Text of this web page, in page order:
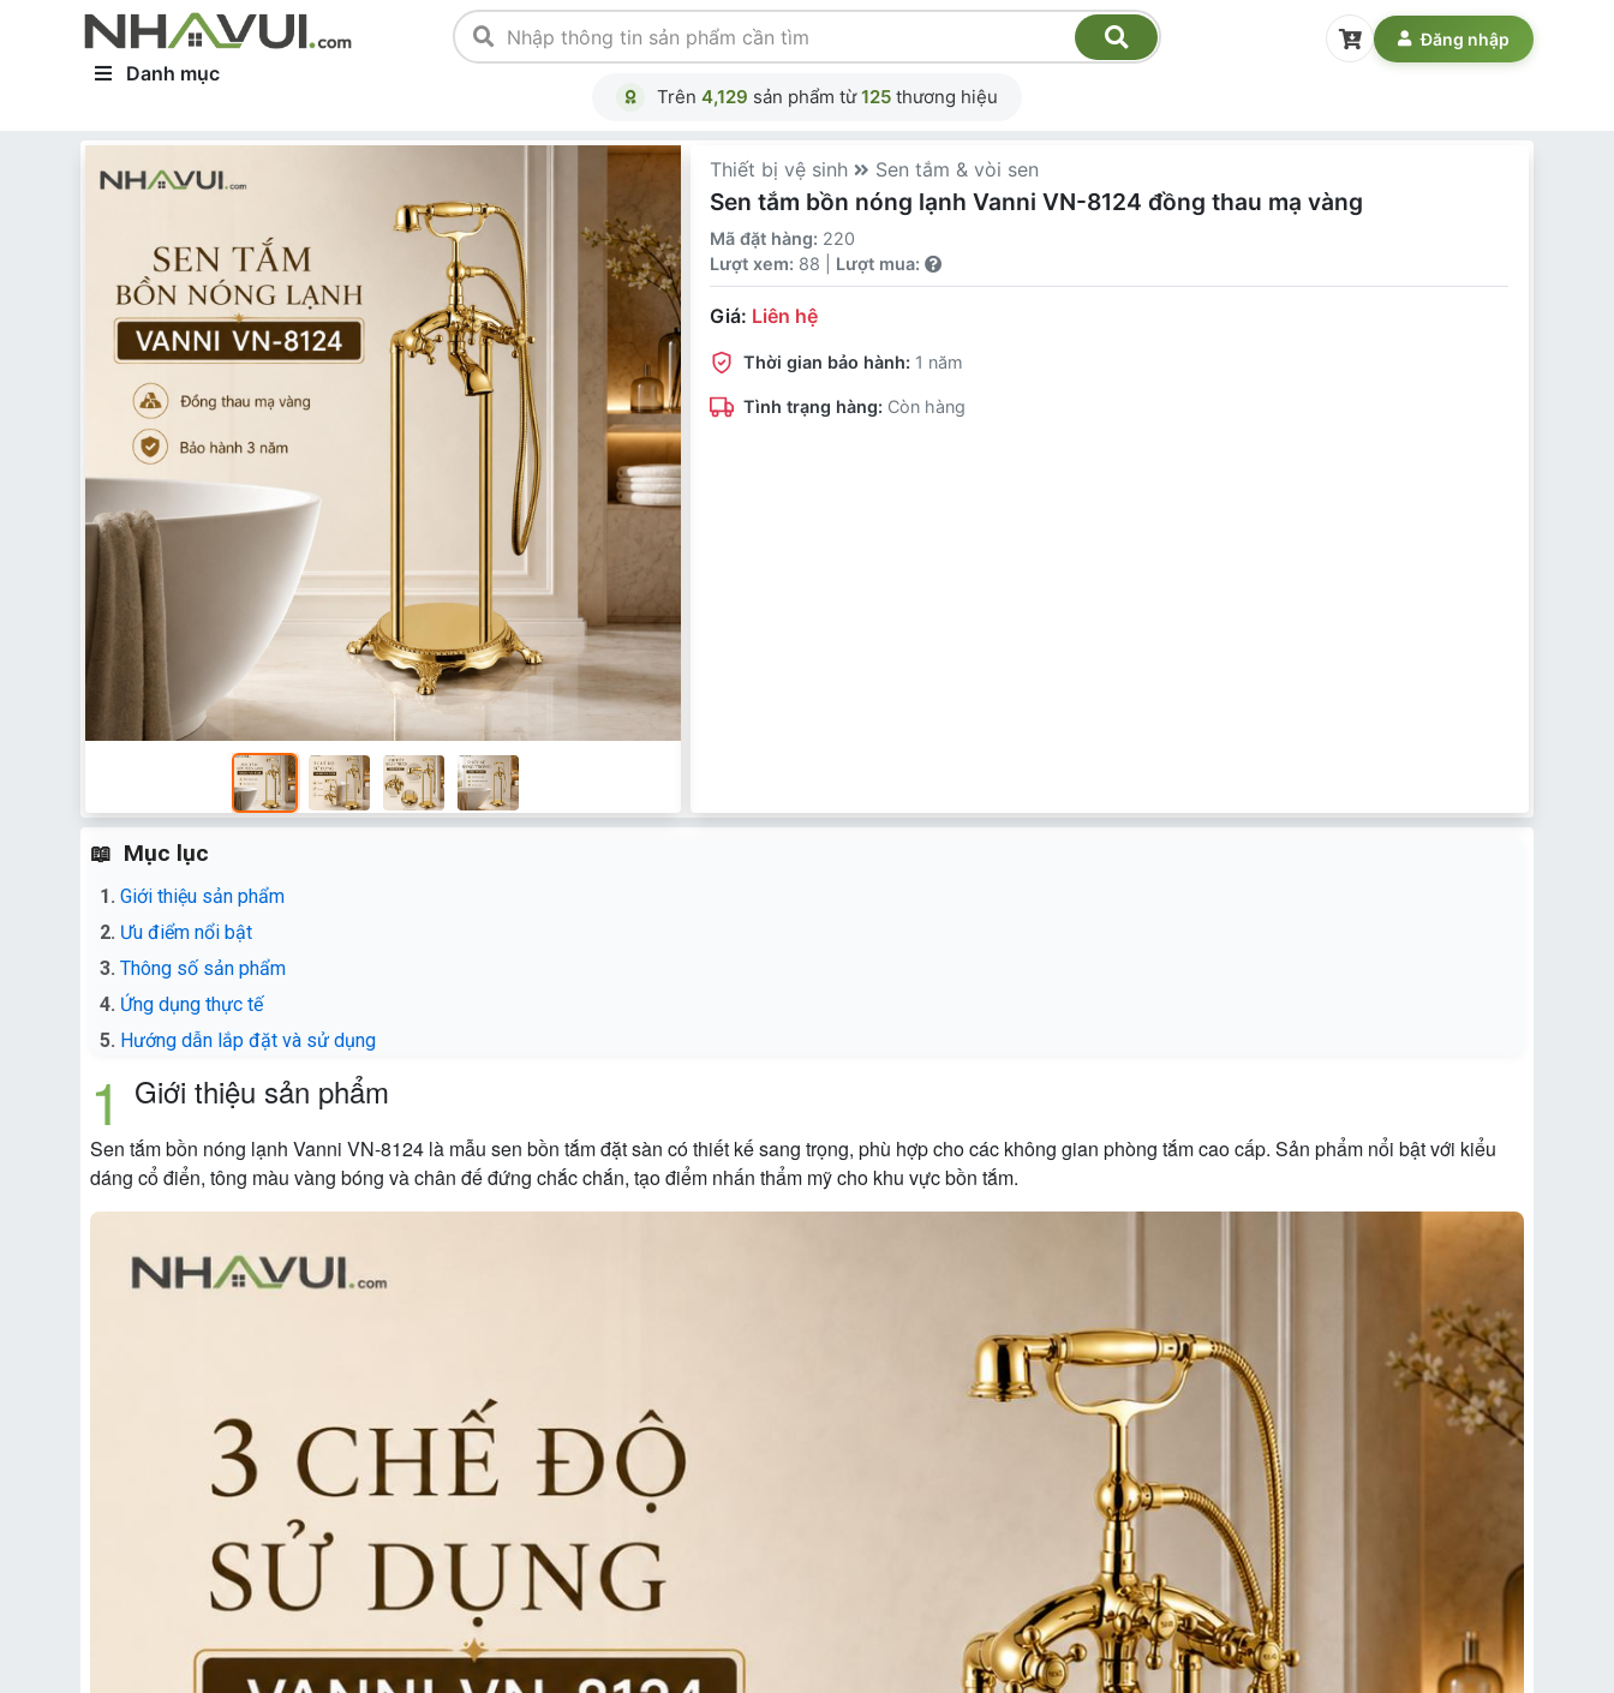
Danh mục
Trên 4,129 sản phẩm từ125 thương hiệu
Đăng nhập
Thiết bị vệ sinh Sen tắm & vòi sen
Sen tắm bồn nóng lạnh Vanni VN-8124 đồng thau mạ vàng
Mã đặt hàng: 220
Lượt xem: 88 | Lượt mua:
Giá: Liên hệ
Thời gian bảo hành: 1 năm
Tình trạng hàng: Còn hàng
Mục lục
Giới thiệu sản phẩm
Ưu điểm nổi bật
Thông số sản phẩm
Ứng dụng thực tế
Hướng dẫn lắp đặt và sử dụng
Giới thiệu sản phẩm
Sen tắm bồn nóng lạnh Vanni VN-8124 là mẫu sen bồn tắm đặt sàn có thiết kế sang trọng, phù hợp cho các không gian phòng tắm cao cấp. Sản phẩm nổi bật với kiểu
dáng cổ điển, tông màu vàng bóng và chân đế đứng chắc chắn, tạo điểm nhấn thẩm mỹ cho khu vực bồn tắm.